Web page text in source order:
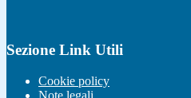
Sezione Link Utili
Cookie policy
Note legali